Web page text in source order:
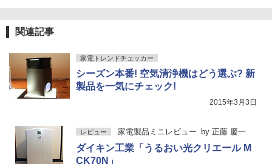
関連記事
家電トレンドチェッカー
シーズン本番! 空気清浄機はどう選ぶ? 新
製品を一気にチェック!
2015年3月3日
レビュー 家電製品ミニレビュー by 正藤 慶一
ダイキン工業「うるおい光クリエール M
CK70N」